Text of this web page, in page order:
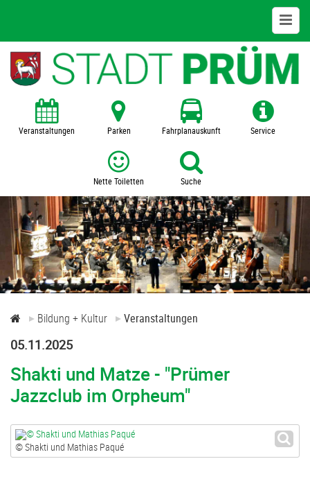
Bildung + Kultur
Kita
Schulen
Zentralbücherei
Museum
SFZ Prümer Land
Veranstaltungen Parken Fahrplanauskunft Service
Nette Toiletten Suche
Bildung + Kultur Veranstaltungen
05.11.2025
Shakti und Matze - "Prümer
Jazzclub im Orpheum"
© Shakti und Mathias Paqué